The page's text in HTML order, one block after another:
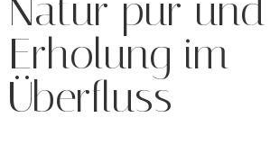
Natur pur und
Erholung im
Überfluss